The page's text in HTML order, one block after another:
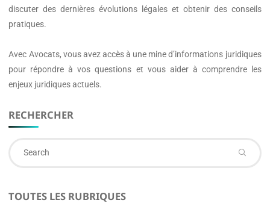
discuter des dernières évolutions légales et obtenir des conseils
pratiques.
Avec Avocats, vous avez accès à une mine d’informations juridiques
pour répondre à vos questions et vous aider à comprendre les
enjeux juridiques actuels.
RECHERCHER
TOUTES LES RUBRIQUES